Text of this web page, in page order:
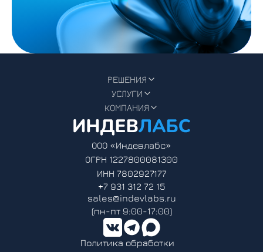
РЕШЕНИЯ
УСЛУГИ
КОМПАНИЯ
Политика обработки
ООО «Индевлабс»
ОГРН 1227800081300
ИНН 7802927177
+7 931 312 72 15
sales@indevlabs.ru
(пн-пт 9:00-17:00)